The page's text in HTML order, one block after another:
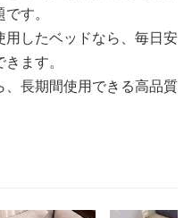
す。
したベッドなら、毎日安
ます。
長期間使用できる高品質